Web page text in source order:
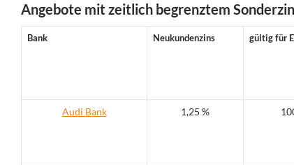
Angebote mit zeitlich begrenztem
Bank Neukundenzins gültig für
Audi Bank 1,25 %